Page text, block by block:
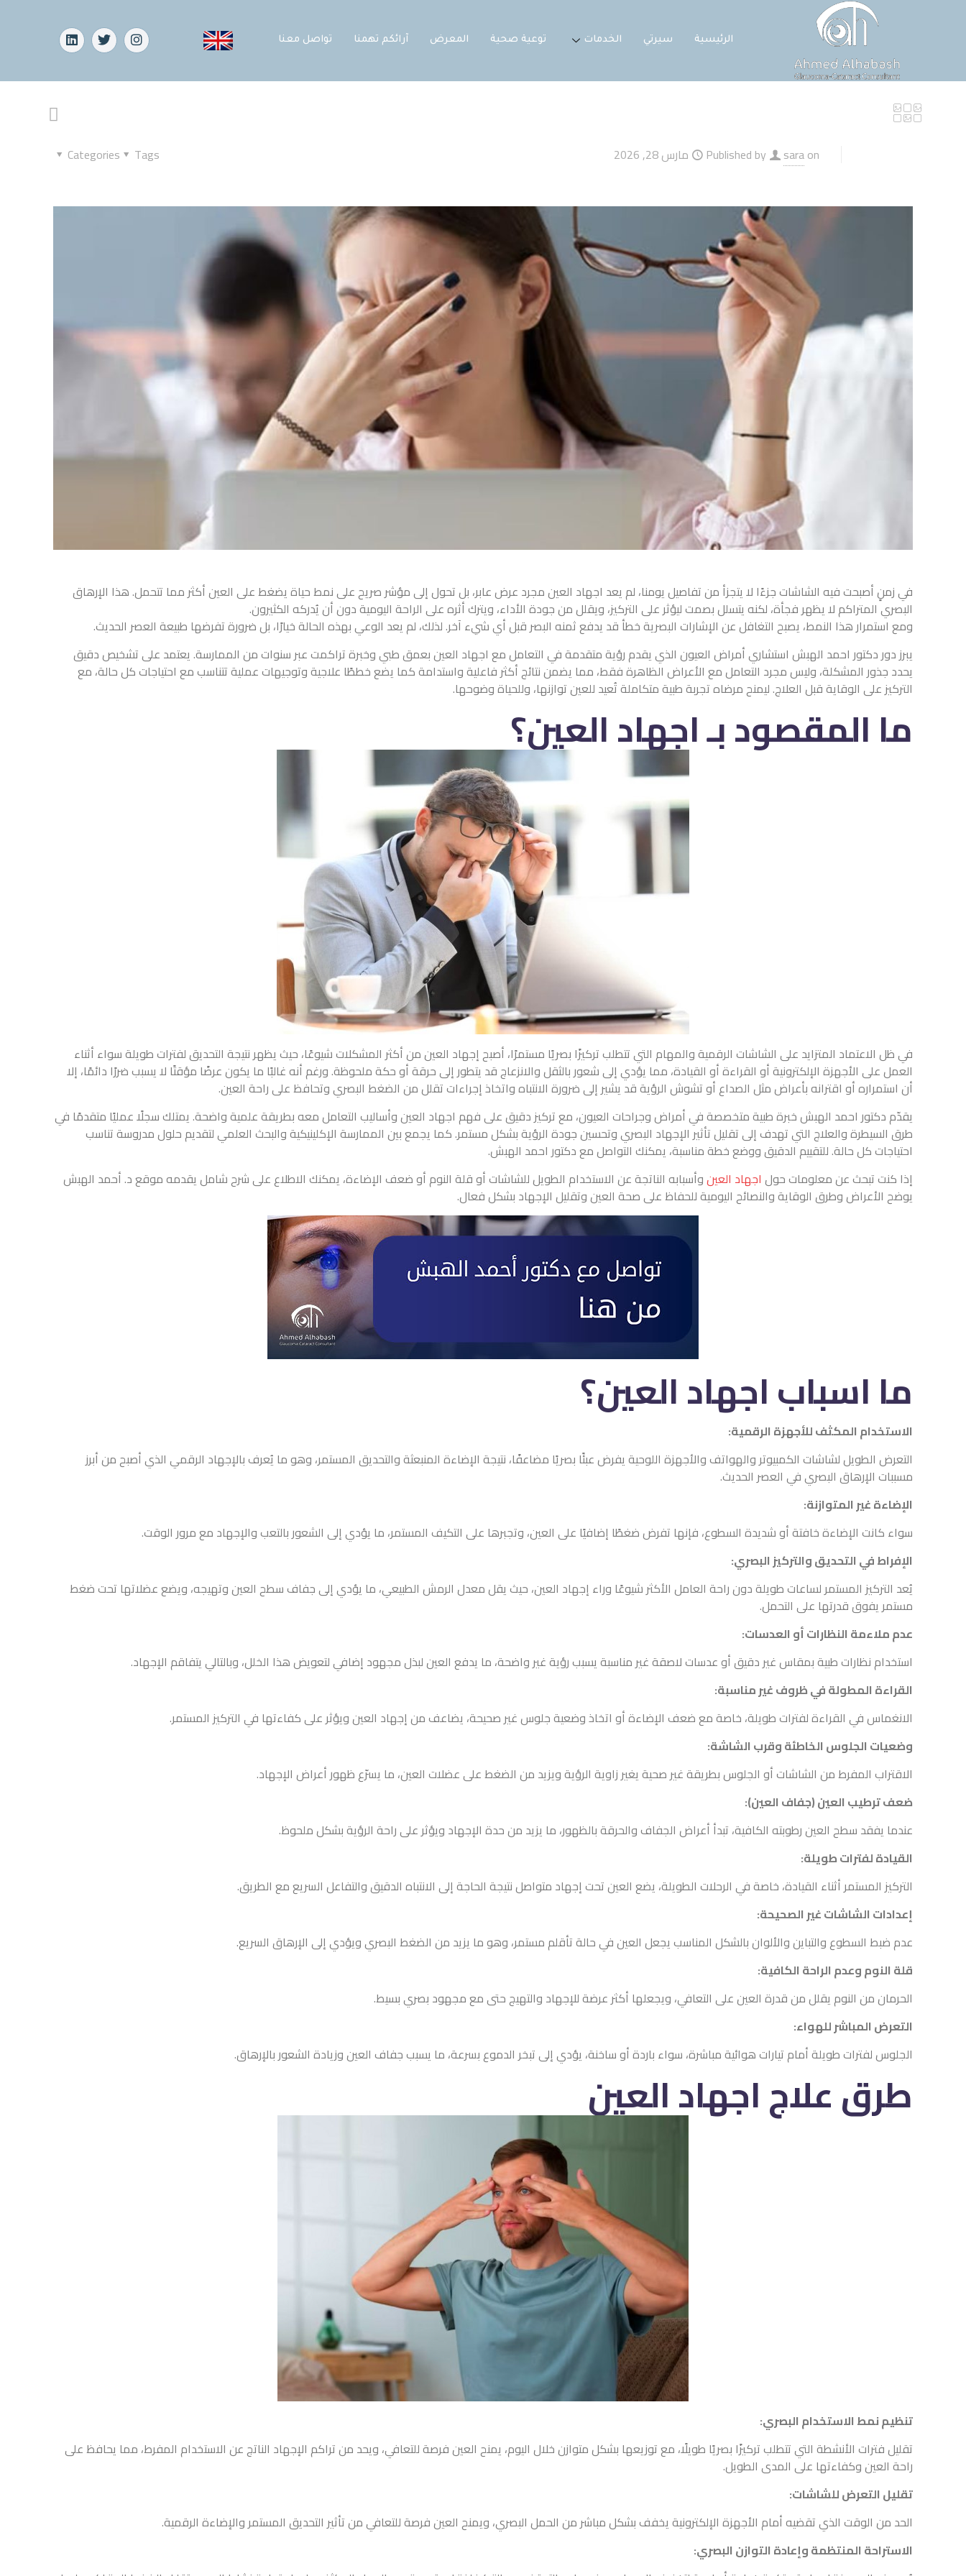
الرئيسية سيرتي الخدمات توعية صحية المعرض آرائكم تهمنا تواصل معنا
Published by saraon مارس 28, 2026 Categories Tags
في زمنٍ أصبحت فيه الشاشات جزءًا لا يتجزأ من تفاصيل يومنا، لم يعد اجهاد العينمجرد عرض عابر، بل تحول إلى مؤشر صريح على نمط حياة يضغط على العين أكثر مما تتحمل. هذا الإرهاق
البصري المتراكم لا يظهر فجأة، لكنه يتسلل بصمت ليؤثر على التركيز، ويقلل من جودة الأداء، ويترك أثره على الراحة اليومية دون أن يُدركه الكثيرون.
ومع استمرار هذا النمط، يصبح التغافل عن الإشارات البصرية خطأ قد يدفع ثمنه البصر قبل أي شيء آخر. لذلك، لم يعد الوعي بهذه الحالة خيارًا، بل ضرورة تفرضها طبيعة العصر الحديث.
يبرز دور دكتور احمد الهبش استشاري أمراض العيون الذي يقدم رؤية متقدمة في التعامل مع اجهاد العين بعمق طبي وخبرة تراكمت عبر سنوات من الممارسة. يعتمد على تشخيص دقيق
يحدد جذور المشكلة، وليس مجرد التعامل مع الأعراض الظاهرة فقط، مما يضمن نتائج أكثر فاعلية واستدامة كما يضع خططًا علاجية وتوجيهات عملية تتناسب مع احتياجات كل حالة، مع
التركيز على الوقاية قبل العلاج. ليمنح مرضاه تجربة طبية متكاملة تُعيد للعين توازنها، وللحياة وضوحها.
ما المقصود بـ اجهاد العين؟
في ظل الاعتماد المتزايد على الشاشات الرقمية والمهام التي تتطلب تركيزًا بصريًا مستمرًا، أصبح إجهاد العين من أكثر المشكلات شيوعًا، حيث يظهر نتيجة التحديق لفترات طويلة سواء أثناء
العمل على الأجهزة الإلكترونية أو القراءة أو القيادة، مما يؤدي إلى شعور بالثقل والانزعاج قد يتطور إلى حرقة أو حكة ملحوظة. ورغم أنه غالبًا ما يكون عرضًا مؤقتًا لا يسبب ضررًا دائمًا، إلا
أن استمراره أو اقترانه بأعراض مثل الصداع أو تشوش الرؤية قد يشير إلى ضرورة الانتباه واتخاذ إجراءات تقلل من الضغط البصري وتحافظ على راحة العين.
يقدّم دكتور احمد الهبش خبرة طبية متخصصة في أمراض وجراحات العيون، مع تركيز دقيق على فهم اجهاد العين وأساليب التعامل معه بطريقة علمية واضحة. يمتلك سجلًا عمليًا متقدمًا في
طرق السيطرة والعلاج التي تهدف إلى تقليل تأثير الإجهاد البصري وتحسين جودة الرؤية بشكل مستمر. كما يجمع بين الممارسة الإكلينيكية والبحث العلمي لتقديم حلول مدروسة تناسب
احتياجات كل حالة. للتقييم الدقيق ووضع خطة مناسبة، يمكنك التواصل مع دكتور احمد الهبش.
إذا كنت تبحث عن معلومات حول اجهاد العينوأسبابه الناتجة عن الاستخدام الطويل للشاشات أو قلة النوم أو ضعف الإضاءة، يمكنك الاطلاع على شرح شامل يقدمه موقع د. أحمد الهبش
يوضح الأعراض وطرق الوقاية والنصائح اليومية للحفاظ على صحة العين وتقليل الإجهاد بشكل فعال.
ما اسباب اجهاد العين؟
الاستخدام المكثف للأجهزة الرقمية:
التعرض الطويل لشاشات الكمبيوتر والهواتف والأجهزة اللوحية يفرض عبئًا بصريًا مضاعفًا، نتيجة الإضاءة المنبعثة والتحديق المستمر، وهو ما يُعرف بالإجهاد الرقمي الذي أصبح من أبرز
مسببات الإرهاق البصري في العصر الحديث.
الإضاءة غير المتوازنة:
سواء كانت الإضاءة خافتة أو شديدة السطوع، فإنها تفرض ضغطًا إضافيًا على العين، وتجبرها على التكيف المستمر، ما يؤدي إلى الشعور بالتعب والإجهاد مع مرور الوقت.
الإفراط في التحديق والتركيز البصري:
يُعد التركيز المستمر لساعات طويلة دون راحة العامل الأكثر شيوعًا وراء إجهاد العين، حيث يقل معدل الرمش الطبيعي، ما يؤدي إلى جفاف سطح العين وتهيجه، ويضع عضلاتها تحت ضغط
مستمر يفوق قدرتها على التحمل.
عدم ملاءمة النظارات أو العدسات:
استخدام نظارات طبية بمقاس غير دقيق أو عدسات لاصقة غير مناسبة يسبب رؤية غير واضحة، ما يدفع العين لبذل مجهود إضافي لتعويض هذا الخلل، وبالتالي يتفاقم الإجهاد.
القراءة المطولة في ظروف غير مناسبة:
الانغماس في القراءة لفترات طويلة، خاصة مع ضعف الإضاءة أو اتخاذ وضعية جلوس غير صحيحة، يضاعف من إجهاد العين ويؤثر على كفاءتها في التركيز المستمر.
وضعيات الجلوس الخاطئة وقرب الشاشة:
الاقتراب المفرط من الشاشات أو الجلوس بطريقة غير صحية يغير زاوية الرؤية ويزيد من الضغط على عضلات العين، ما يسرّع ظهور أعراض الإجهاد.
ضعف ترطيب العين (جفاف العين):
عندما يفقد سطح العين رطوبته الكافية، تبدأ أعراض الجفاف والحرقة بالظهور، ما يزيد من حدة الإجهاد ويؤثر على راحة الرؤية بشكل ملحوظ.
القيادة لفترات طويلة:
التركيز المستمر أثناء القيادة، خاصة في الرحلات الطويلة، يضع العين تحت إجهاد متواصل نتيجة الحاجة إلى الانتباه الدقيق والتفاعل السريع مع الطريق.
إعدادات الشاشات غير الصحيحة:
عدم ضبط السطوع والتباين والألوان بالشكل المناسب يجعل العين في حالة تأقلم مستمر، وهو ما يزيد من الضغط البصري ويؤدي إلى الإرهاق السريع.
قلة النوم وعدم الراحة الكافية:
الحرمان من النوم يقلل من قدرة العين على التعافي، ويجعلها أكثر عرضة للإجهاد والتهيج حتى مع مجهود بصري بسيط.
التعرض المباشر للهواء:
الجلوس لفترات طويلة أمام تيارات هوائية مباشرة، سواء باردة أو ساخنة، يؤدي إلى تبخر الدموع بسرعة، ما يسبب جفاف العين وزيادة الشعور بالإرهاق.
طرقعلاج اجهاد العين
تنظيم نمط الاستخدام البصري:
تقليل فترات الأنشطة التي تتطلب تركيزًا بصريًا طويلًا، مع توزيعها بشكل متوازن خلال اليوم، يمنح العين فرصة للتعافي، ويحد من تراكم الإجهاد الناتج عن الاستخدام المفرط، مما يحافظ على
راحة العين وكفاءتها على المدى الطويل.
تقليل التعرض للشاشات:
الحد من الوقت الذي تقضيه أمام الأجهزة الإلكترونية يخفف بشكل مباشر من الحمل البصري، ويمنح العين فرصة للتعافي من تأثير التحديق المستمر والإضاءة الرقمية.
الاستراحة المنتظمة وإعادة التوازن البصري: